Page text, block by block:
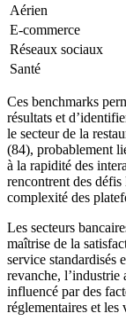
Aérien
E-commerce
Réseaux sociaux
Santé
Ces benchmarks
résultats et
le secteur de la
(84), probablement
à la rapidité des
rencontrent des défis
complexité des
Les secteurs
maîtrise de la
service standardisés
revanche, l’industrie
influencé par des
réglementaires et les